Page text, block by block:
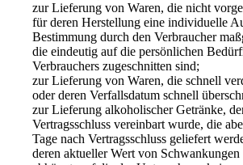
zur Lieferung von Waren, die nicht
für deren Herstellung eine individuelle
Bestimmung durch den Verbraucher
die eindeutig auf die persönlichen
Verbrauchers zugeschnitten sind;
zur Lieferung von Waren, die schnell
oder deren Verfallsdatum schnell
zur Lieferung alkoholischer Getränke,
Vertragsschluss vereinbart wurde, die
Tage nach Vertragsschluss geliefert
deren aktueller Wert von